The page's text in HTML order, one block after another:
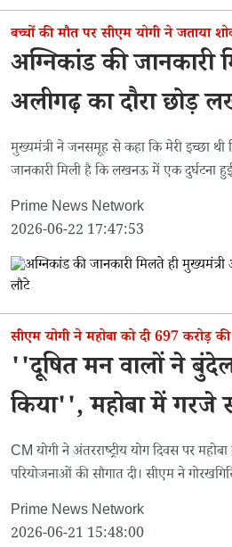
बच्चों की मौत पर सीएम योगी ने जताया
अग्निकांड की जानकारी
अलीगढ़ का दौरा छोड़
मुख्यमंत्री ने जनसमूह से कहा कि मेरी इच्छा
जानकारी मिली है कि लखनऊ में एक दुर्घटना
चपेट में आए हैं।
Prime News Network
2026-06-22 17:47:53
सीएम योगी ने महोबा को दी 697 करोड़
''दूषित मन वालों ने
किया'', महोबा में गरजे
आदित्यनाथ
CM योगी ने अंतरराष्ट्रीय योग दिवस पर
परियोजनाओं की सौगात दी। सीएम ने
परियोजना और डिफेंस कॉरिडोर को लेकर विपक्ष
Prime News Network
2026-06-21 15:48:00